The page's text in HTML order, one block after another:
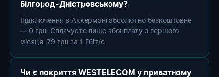
Білгород-Дністровському?
Підключення в Аккермані абсолютно безкоштовне
— 0 грн. Сплачуєте лише абонплату з першого
місяця: 79 грн за 1 Гбіт/с.
Чи є покриття WESTELECOM у приватному